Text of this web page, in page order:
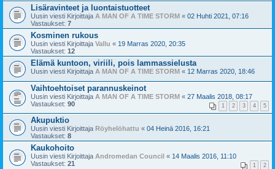
Lisäravinteet ja luontaistuotteet
Uusin viesti Kirjoittaja A MAN OF A TIME STORM « 02 Huhti 2021, 07:16
Vastaukset: 7
Kosminen rukous
Uusin viesti Kirjoittaja Vallu « 19 Marras 2020, 20:35
Vastaukset: 12
Elämä kuntoon, viriili, pois lammassielusta
Uusin viesti Kirjoittaja A MAN OF A TIME STORM « 12 Marras 2020, 18:46
Vaihtoehtoiset parannuskeinot
Uusin viesti Kirjoittaja A MAN OF A TIME STORM « 27 Maalis 2018, 08:17
Vastaukset: 90 1 2 3 4 5
Akupuktio
Uusin viesti Kirjoittaja Röyhelöhattu « 04 Heinä 2016, 16:21
Vastaukset: 8
Kaukohoito
Uusin viesti Kirjoittaja Andromedan Council « 14 Maalis 2016, 11:10
Vastaukset: 21 1 2